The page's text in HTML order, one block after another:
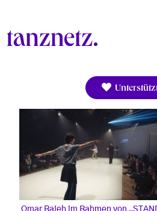
Omar Rajeh im Rahmen von